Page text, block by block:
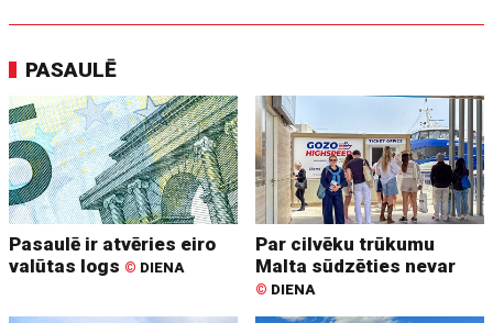
PASAULĒ
Pasaulē ir atvēries eiro
valūtas logs © DIENA
Par cilvēku trūkumu
Malta sūdzēties nevar
© DIENA